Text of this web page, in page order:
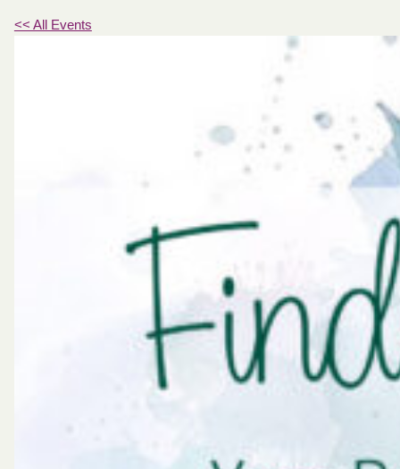
<< All Events